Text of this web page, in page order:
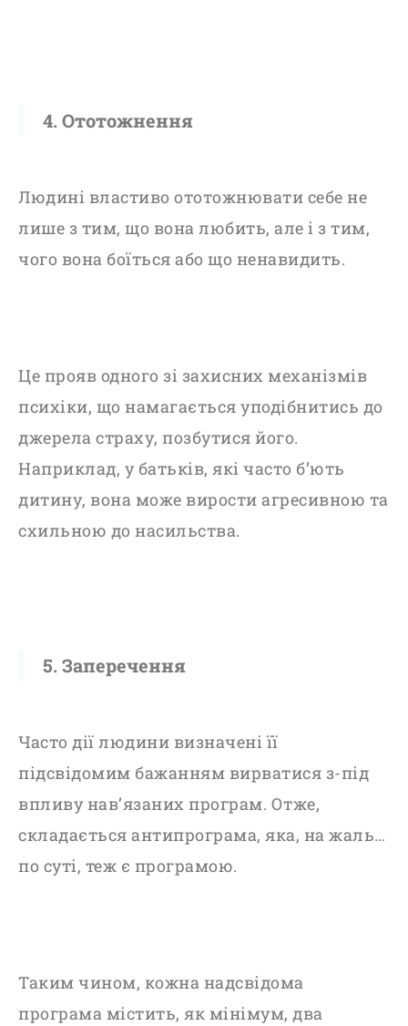
4. Ототожнення
Людині властиво ототожнювати себе не
лише з тим, що вона любить, але і з тим,
чого вона боїться або що ненавидить.
Це прояв одного зі захисних механізмів
психіки, що намагається уподібнитись до
джерела страху, позбутися його.
Наприклад, у батьків, які часто б’ють
дитину, вона може вирости агресивною та
схильною до насильства.
5. Заперечення
Часто дії людини визначені її
підсвідомим бажанням вирватися з-під
впливу нав’язаних програм. Отже,
складається антипрограма, яка, на жаль…
по суті, теж є програмою.
Таким чином, кожна надсвідома
програма містить, як мінімум, два